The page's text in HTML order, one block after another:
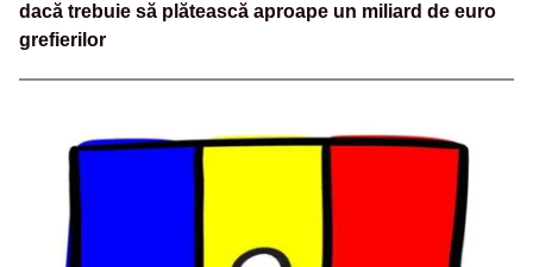
dacă trebuie să plătească aproape un miliard de euro
grefierilor